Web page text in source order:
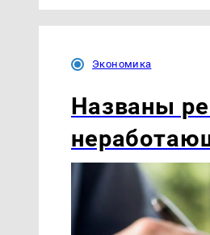
Экономика
Названы